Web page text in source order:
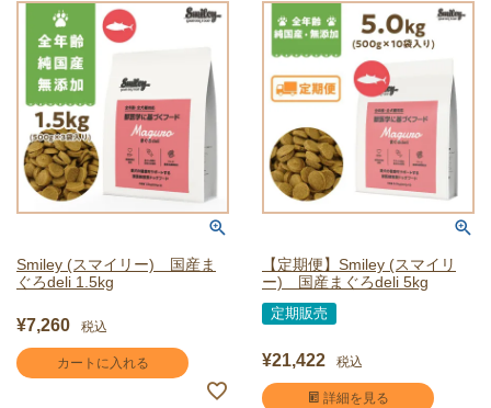
Smiley (スマイリー) 国産ま
ぐろdeli 1.5kg
¥7,260 税込
カートに入れる
【定期便】Smiley (スマイリ
ー) 国産まぐろdeli 5kg
定期販売
¥21,422 税込
詳細を見る